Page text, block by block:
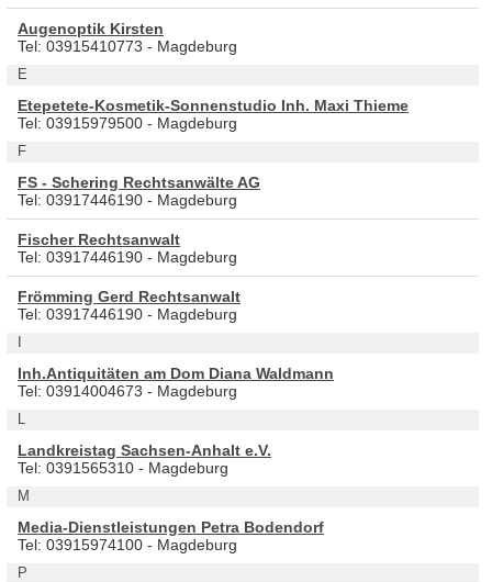
Augenoptik Kirsten
Tel: 03915410773 - Magdeburg
E
Etepetete-Kosmetik-Sonnenstudio Inh. Maxi Thieme
Tel: 03915979500 - Magdeburg
F
FS - Schering Rechtsanwälte AG
Tel: 03917446190 - Magdeburg
Fischer Rechtsanwalt
Tel: 03917446190 - Magdeburg
Frömming Gerd Rechtsanwalt
Tel: 03917446190 - Magdeburg
Inh.Antiquitäten am Dom Diana Waldmann
Tel: 03914004673 - Magdeburg
Landkreistag Sachsen-Anhalt e.V.
Tel: 0391565310 - Magdeburg
M
Media-Dienstleistungen Petra Bodendorf
Tel: 03915974100 - Magdeburg
P